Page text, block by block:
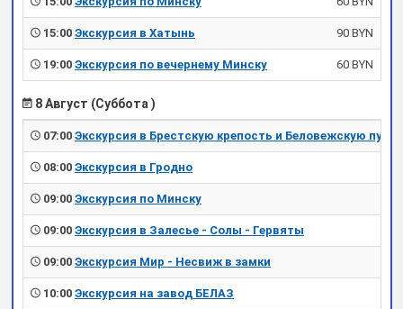
15:00 Экскурсия в Хатынь 90 BYN
19:00 Экскурсия по вечернему Минску 60 BYN
8 Август (Суббота )
07:00 Экскурсия в Брестскую крепость и Беловежскую пущу
08:00 Экскурсия в Гродно
09:00 Экскурсия по Минску
09:00 Экскурсия в Залесье - Солы - Гервяты
09:00 Экскурсия Мир - Несвиж в замки
10:00 Экскурсия на завод БЕЛАЗ